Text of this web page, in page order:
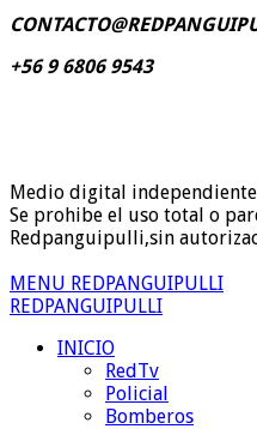
+56 9 6806 9543
Medio digital
Se prohibe el uso total o
Redpanguipulli,sin
MENU REDPANGUIPULLI
REDPANGUIPULLI
INICIO
RedTv
Policial
Bomberos